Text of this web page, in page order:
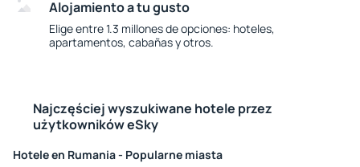
Alojamiento a tu gusto
Elige entre 1.3 millones de opciones: hoteles,
apartamentos, cabañas y otros.
Najczęściej wyszukiwane hotele przez
użytkowników eSky
Hotele en Rumania - Popularne miasta